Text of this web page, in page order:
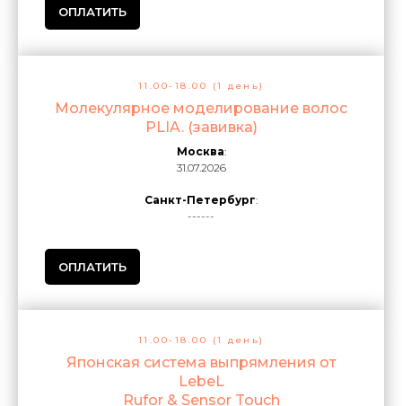
ОПЛАТИТЬ
11.00-18.00 (1 день)
Молекулярное моделирование волос
PLIA. (завивка)
Москва:
31.07.2026
Санкт-Петербург:
------
ОПЛАТИТЬ
11.00-18.00 (1 день)
Японская система выпрямления от
LebeL
Rufor & Sensor Touch